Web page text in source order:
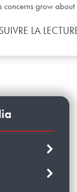
concerns grow about
LA